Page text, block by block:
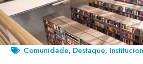
Comunidade, Destaque,